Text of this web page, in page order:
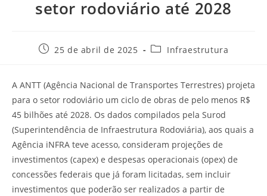
setor rodoviário até 2028
25 de abril de 2025 Infraestrutura
A ANTT (Agência Nacional de Transportes Terrestres) projeta
para o setor rodoviário um ciclo de obras de pelo menos R$
45 bilhões até 2028. Os dados compilados pela Surod
(Superintendência de Infraestrutura Rodoviária), aos quais a
Agência iNFRA teve acesso, consideram projeções de
investimentos (capex) e despesas operacionais (opex) de
concessões federais que já foram licitadas, sem incluir
investimentos que poderão ser realizados a partir de